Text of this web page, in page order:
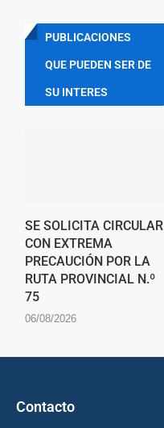
PUBLICACIONES
QUE PUEDEN SER DE
SU INTERES
SE SOLICITA CIRCULAR
CON EXTREMA
PRECAUCIÓN POR LA
RUTA PROVINCIAL N.º
75
06/08/2026
Contacto